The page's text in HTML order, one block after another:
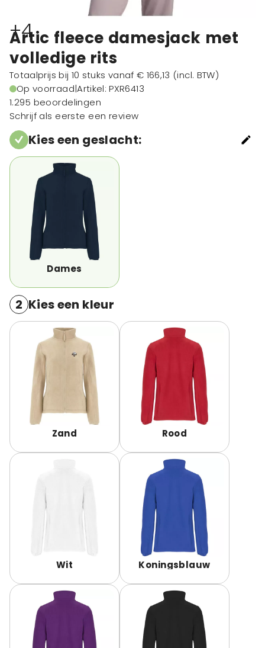
+4
Artic fleece damesjack met
volledige rits
Totaalprijs bij 10 stuks vanaf € 166,13 (incl. BTW)
Op voorraad|Artikel: PXR6413
1.295 beoordelingen
Schrijf als eerste een review
Kies een geslacht:
Dames
2 Kies een kleur
Zand Rood
Wit Koningsblauw